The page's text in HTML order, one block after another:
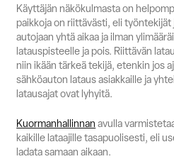
Käyttäjän näkökulmasta on
paikkoja on riittävästi, eli työntekijät
autojaan yhtä aikaa ja ilman
latauspisteelle ja pois. Riittävän
niin ikään tärkeä tekijä, etenkin jos
sähköauton lataus asiakkaille ja
latausajat ovat lyhyitä.
Kuormanhallinnan avulla
kaikille lataajille tasapuolisesti, eli
ladata samaan aikaan.